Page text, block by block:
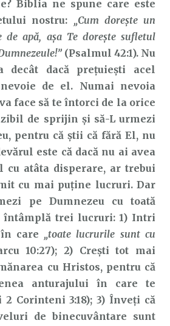
Biblia ne spune care este
nostru: „Cum doreşte un
de apă, aşa Te doreşte sufletul
(Psalmul 42:1). Nu
decât dacă prețuiești acel
de el. Numai nevoia
face să te întorci de la orice
de sprijin și să-L urmezi
pentru că știi că fără El, nu
este că dacă nu ai avea
cu atâta disperare, ar trebui
cu mai puține lucruri. Dar
pe Dumnezeu cu toată
întâmplă trei lucruri: 1) Intri
care „toate lucrurile sunt cu
10:27); 2) Crești tot mai
cu Hristos, pentru că
anturajului în care te
2 Corinteni 3:18); 3) Înveți că
de binecuvântare sunt